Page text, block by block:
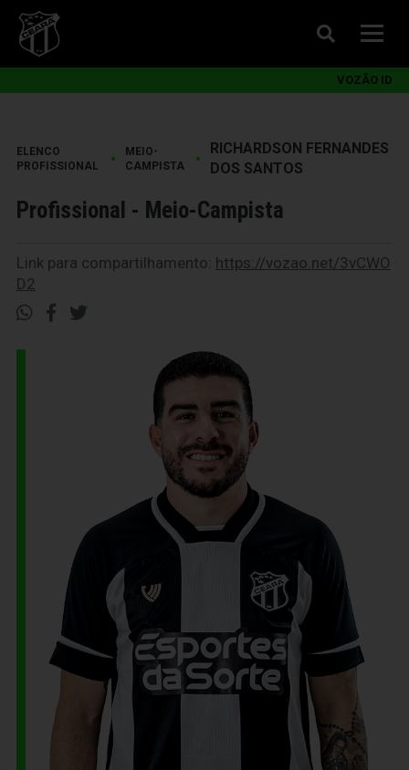
VOZÃO ID
ELENCO
PROFISSIONAL
•
MEIO-
CAMPISTA
•
RICHARDSON FERNANDES
DOS SANTOS
Profissional - Meio-Campista
Link para compartilhamento: https://vozao.net/3vCWO
D2